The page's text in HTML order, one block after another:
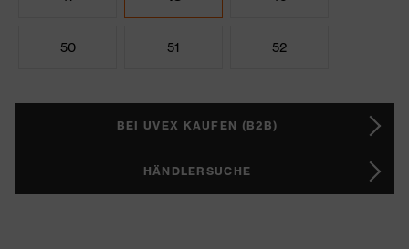
50 51 52
BEI UVEX KAUFEN (B2B)
HÄNDLERSUCHE